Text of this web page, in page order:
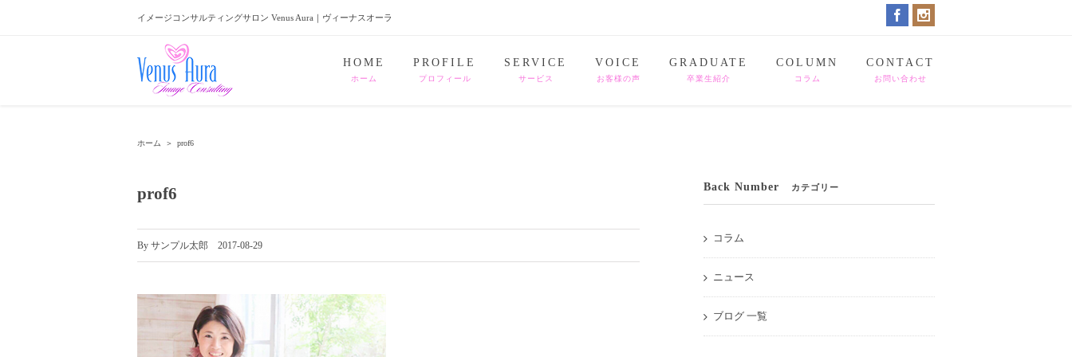
イメージコンサルティングサロン Venus Aura｜ヴィーナスオーラ
HOME
ホーム
PROFILE
プロフィール
SERVICE
サービス
VOICE
お客様の声
GRADUATE
卒業生紹介
COLUMN
コラム
CONTACT
お問い合わせ
ホーム ＞ prof6
prof6
By サンプル太郎 2017-08-29
Back Number カテゴリー
コラム
ニュース
ブログ 一覧